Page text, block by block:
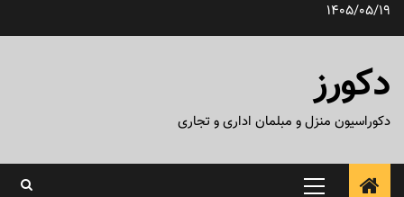
پرش1405/05/19
دکورز
دکوراسیون منزل و مبلمان اداری و تجاری